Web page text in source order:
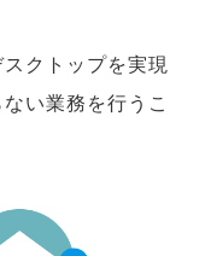
クトップを実現
い業務を行うこ